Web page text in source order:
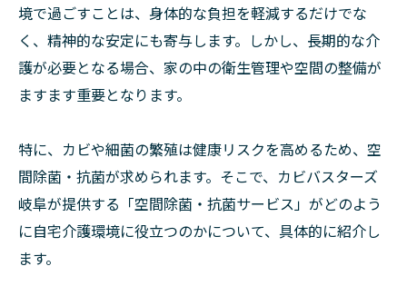
境で過ごすことは、身体的な負担を軽減するだけでな
く、精神的な安定にも寄与します。しかし、長期的な介
護が必要となる場合、家の中の衛生管理や空間の整備が
ますます重要となります。
特に、カビや細菌の繁殖は健康リスクを高めるため、空
間除菌・抗菌が求められます。そこで、カビバスターズ
岐阜が提供する「空間除菌・抗菌サービス」がどのよう
に自宅介護環境に役立つのかについて、具体的に紹介し
ます。